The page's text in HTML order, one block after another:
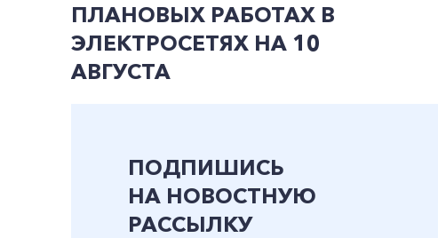
ПЛАНОВЫХ РАБОТАХ В
ЭЛЕКТРОСЕТЯХ НА 10
АВГУСТА
ПОДПИШИСЬ
НА НОВОСТНУЮ
РАССЫЛКУ